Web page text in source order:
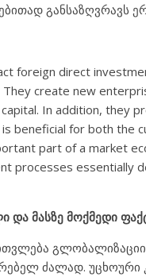
განსაზღვრავს
foreign direct
create new
In addition, they
beneficial for both the
part of a market
processes essentially
და მასზე მოქმედი
ძალად. უცხოური